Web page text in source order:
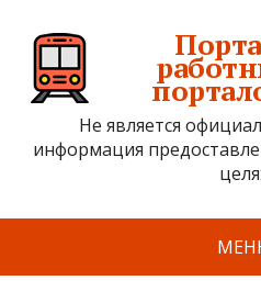
Не является
информация